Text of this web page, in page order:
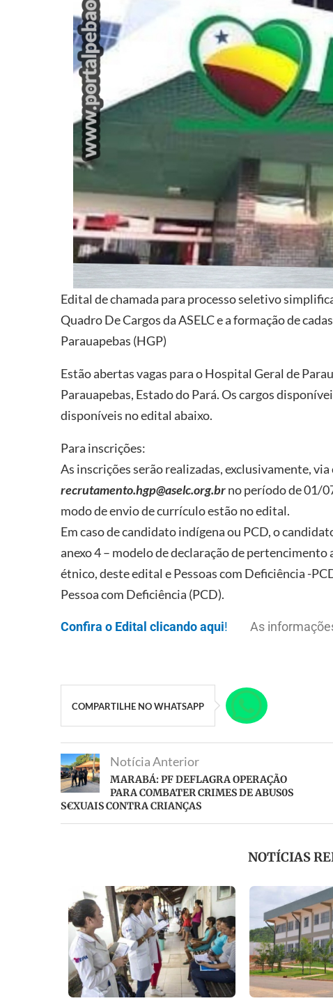
Edital de chamada para processo seletivo
Quadro De Cargos da ASELC e a formação de
Parauapebas (HGP)
Estão abertas vagas para o Hospital Geral de
Parauapebas, Estado do Pará. Os cargos
disponíveis no edital abaixo.
Para inscrições:
As inscrições serão realizadas, exclusivamente,
recrutamento.hgp@aselc.org.brno período de 01/
modo de envio de currículo estão no edital.
Em caso de candidato indígena ou PCD, o
anexo 4 – modelo de declaração de
étnico, deste edital e Pessoas com Deficiência -
Pessoa com Deficiência (PCD).
Confira o Edital clicando aqui! As informações
COMPARTILHE NO WHATSAPP
Notícia Anterior
MARABÁ: PF DEFLAGRA OPERAÇÃO
PARA COMBATER CRIMES DE ABUS0S
S€XUAIS CONTRA CRIANÇAS
NOTÍCIAS